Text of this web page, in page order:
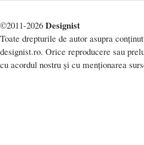
©2011-2026 Designist
Toate drepturile de autor asupra
designist.ro. Orice reproducere sau
cu acordul nostru și cu menționarea